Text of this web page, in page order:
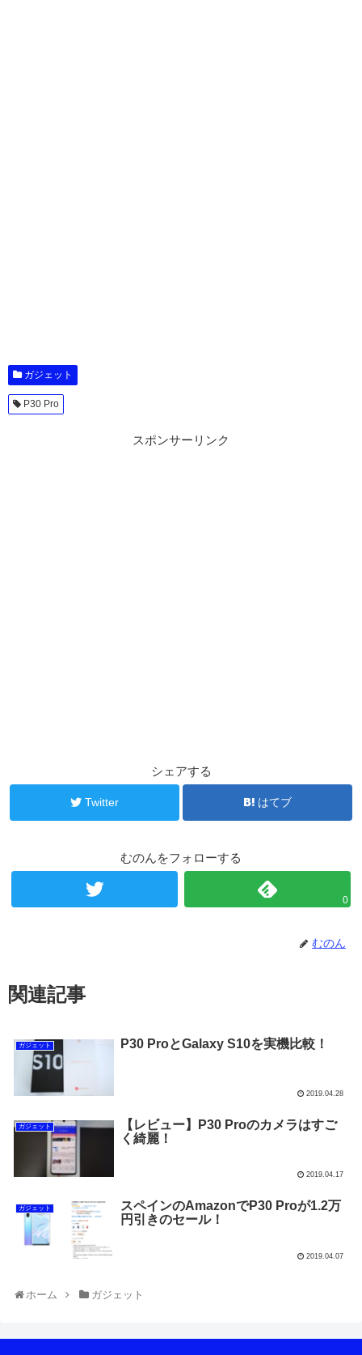
ガジェット
P30 Pro
スポンサーリンク
シェアする
Twitter はてブ
むのんをフォローする
0
むのん
関連記事
ガジェット P30 ProとGalaxy S10を実機比較！
2019.04.28
ガジェット
【レビュー】P30 Proのカメラはすご
く綺麗！
2019.04.17
ガジェット
スペインのAmazonでP30 Proが1.2万
円引きのセール！
2019.04.07
ホーム ガジェット